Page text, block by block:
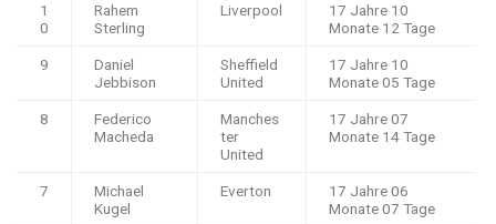
1
0
Rahem
Sterling
Liverpool
17 Jahre 10
Monate 12 Tage
9
Daniel
Jebbison
Sheffield
United
17 Jahre 10
Monate 05 Tage
8
Federico
Macheda
Manches
ter
United
17 Jahre 07
Monate 14 Tage
7
Michael
Kugel
Everton
17 Jahre 06
Monate 07 Tage